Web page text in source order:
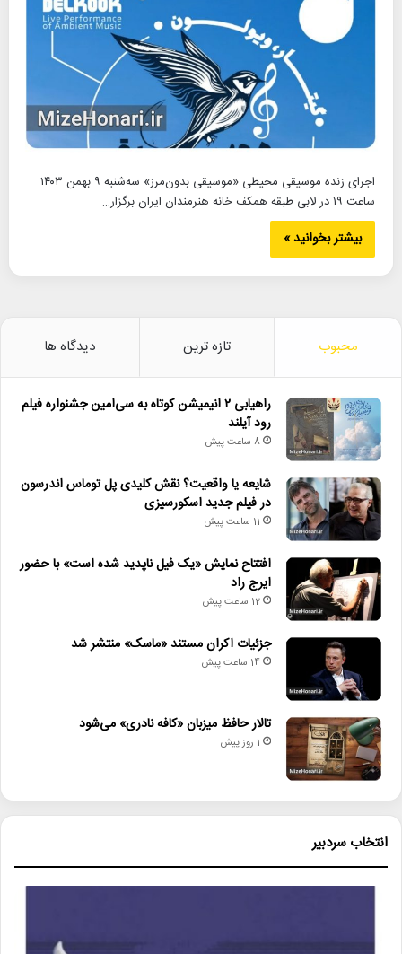
اجرای زنده موسیقی محیطی «موسیقی بدون‌مرز» سه‌شنبه ۹ بهمن ۱۴۰۳
ساعت ۱۹ در لابی طبقه همکف خانه هنرمندان ایران برگزار…
بیشتر بخوانید »
محبوب تازه ترین دیدگاه ها
راهیابی ۲ انیمیشن کوتاه به سی‌امین جشنواره فیلم
رود آیلند
8 ساعت پیش
شایعه یا واقعیت؟ نقش کلیدی پل توماس اندرسون
در فیلم جدید اسکورسیزی
11 ساعت پیش
افتتاح نمایش «یک فیل ناپدید شده است» با حضور
ایرج راد
12 ساعت پیش
جزئیات اکران مستند «ماسک» منتشر شد
14 ساعت پیش
تالار حافظ میزبان «کافه نادری» می‌شود
1 روز پیش
انتخاب سردبیر